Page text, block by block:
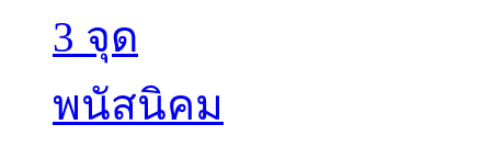
3 จุด
พนัสนิคม